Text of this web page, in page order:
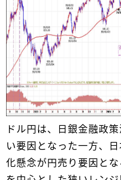
ドル円は、日銀金融政
い要因となった一方、
化懸念が円売り要因と